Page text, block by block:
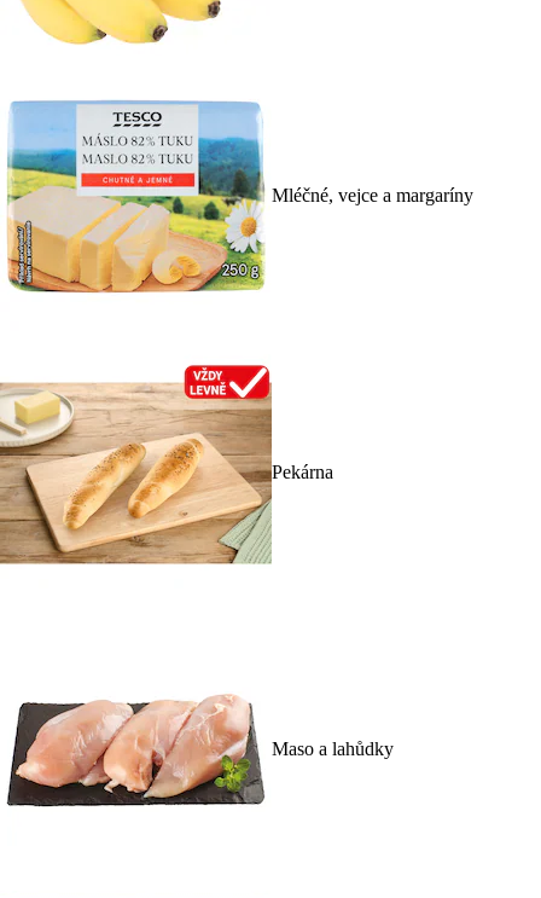
Mléčné, vejce a margaríny
Pekárna
Maso a lahůdky